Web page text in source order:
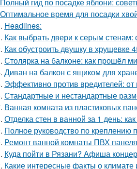
Оптимальное время для посадки
Headlines:
Как выбрать двери к серым стенам:
Как обустроить двушку в хрущевке
Столярка на балконе: как прошёл
Диван на балкон с ящиком для
Эффективно против вредителей:
Стандартные и нестандартные
Ванная комната из пластиковых
Отделка стен в ванной за 1 день:
Полное руководство по креплению
Ремонт ванной комнаты ПВХ
Куда пойти в Рязани? Афиша
Какие интересные факты о